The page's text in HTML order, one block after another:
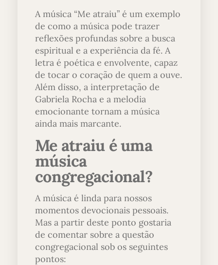
A música “Me atraiu” é um exemplo
de como a música pode trazer
reflexões profundas sobre a busca
espiritual e a experiência da fé. A
letra é poética e envolvente, capaz
de tocar o coração de quem a ouve.
Além disso, a interpretação de
Gabriela Rocha e a melodia
emocionante tornam a música
ainda mais marcante.
Me atraiu é uma
música
congregacional?
A música é linda para nossos
momentos devocionais pessoais.
Mas a partir deste ponto gostaria
de comentar sobre a questão
congregacional sob os seguintes
pontos: